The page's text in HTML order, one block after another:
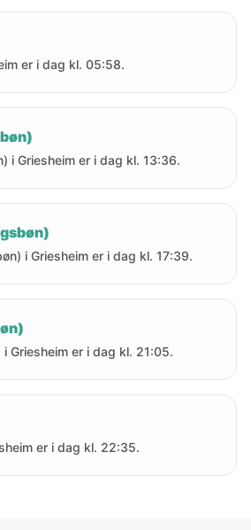
er i dag kl. 05:58.
i Griesheim er i dag kl. 13:36.
i Griesheim er i dag kl. 17:39.
Griesheim er i dag kl. 21:05.
er i dag kl. 22:35.